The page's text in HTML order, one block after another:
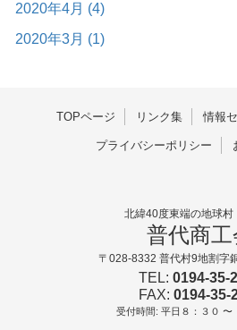
2020年4月 (4)
2020年3月 (1)
TOPページ リンク集 情報
プライバシーポリシー
北緯40度東端の地球村
普代商工
〒028-8332 普代村9地割字
TEL: 0194-35-
FAX: 0194-35-
受付時間: 平日８：３０ 〜